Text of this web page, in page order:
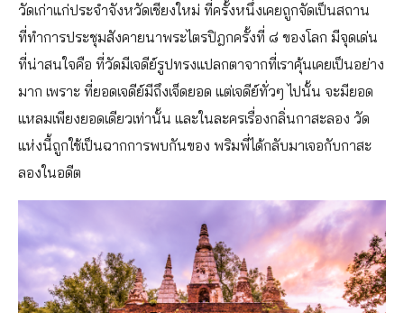
วัดเก่าแก่ประจำจังหวัดเชียงใหม่ ที่ครั้งหนึ่งเคยถูกจัดเป็นสถาน
ที่ทำการประชุมสังคายนาพระไตรปิฎกครั้งที่ ๘ ของโลก มีจุดเด่น
ที่น่าสนใจคือ ที่วัดมีเจดีย์รูปทรงแปลกตาจากที่เราคุ้นเคยเป็นอย่าง
มาก เพราะ ที่ยอดเจดีย์มีถึงเจ็ดยอด แต่เจดีย์ทั่วๆ ไปนั้น จะมียอด
แหลมเพียงยอดเดียวเท่านั้น และในละครเรื่องกลิ่นกาสะลอง วัด
แห่งนี้ถูกใช้เป็นฉากการพบกันของ พริมพี่ได้กลับมาเจอกับกาสะ
ลองในอดีต